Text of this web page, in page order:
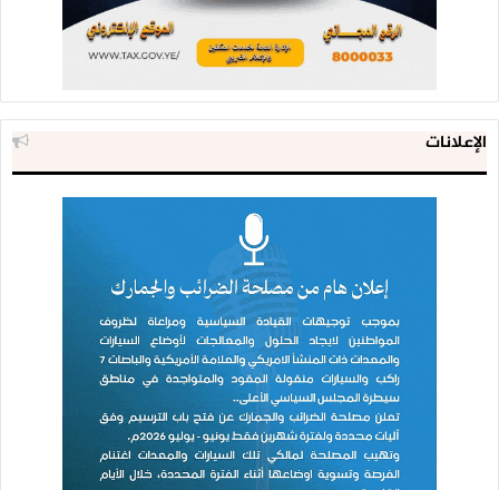
الإعلانات